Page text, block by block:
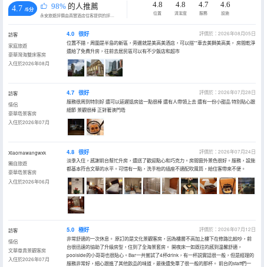
4.7 /5分 98% 的人推薦
永安旅遊評價由真實酒店住客提供的評價。
4.8
位置
4.8
清潔度
4.7
服務
4.6
設施
訪客
家庭旅遊
豪華灣海雙床客房
入住於2026年08月
4.0 很好
評價於：2026年08月05日
位置不錯，周圍是半島的新區，旁邊就是美高美酒店，可以搭**車去美獅美高美， 房間乾淨
還給了免費升房，往前去居民區可以有不少飯店和超市
訪客
情侶
豪華塔景客房
入住於2026年07月
4.7 很好
評價於：2026年07月28日
服務很周到特別好 還可以延遲退房這一點很棒 還有人帶領上去 還有一份小甜品 特別貼心跟
細節 景觀很棒 正對著澳門塔
Xiaomawangwxk
獨自旅遊
豪華塔景客房
入住於2026年06月
4.8 很好
評價於：2026年07月24日
淡季入住，感謝前台幫忙升房，還送了歡迎點心和巧克力。房間窗外景色很好。服務，設施
都基本符合文華的水平。可惜有一點，洗手枱的插座不適配吹風筒，給住客帶來不便。
訪客
情侶
文華尊貴景觀客房
入住於2026年07月
5.0 極好
評價於：2026年07月12日
非常舒適的一次休息。 原訂的是文化景觀客房，因為樓層不高加上樓下在修路比較吵，前
台很迅速的協助了升級房型，住到了全海景套房。 開夜床一如既往的感到温馨舒適，
poolside的小哥哥也很貼心。Bar一共嘗試了4杯drink，有一杯説實話很一般，但是經理的
服務非常好，細心跟進了其他飲品的味道，最後還免單了很一般的那杯。 前台的staff們一